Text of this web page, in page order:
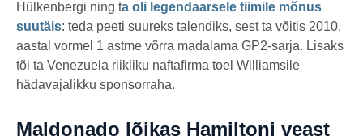
Hülkenbergi ning ta oli legendaarsele tiimile mõnus
suutäis: teda peeti suureks talendiks, sest ta võitis 2010.
aastal vormel 1 astme võrra madalama GP2-sarja. Lisaks
tõi ta Venezuela riikliku naftafirma toel Williamsile
hädavajalikku sponsorraha.
Maldonado lõikas Hamiltoni veast